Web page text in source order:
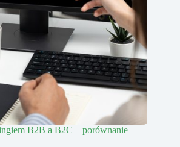
B2B a B2C – porównanie